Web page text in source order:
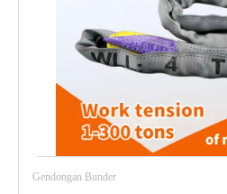
Gendongan Bunder